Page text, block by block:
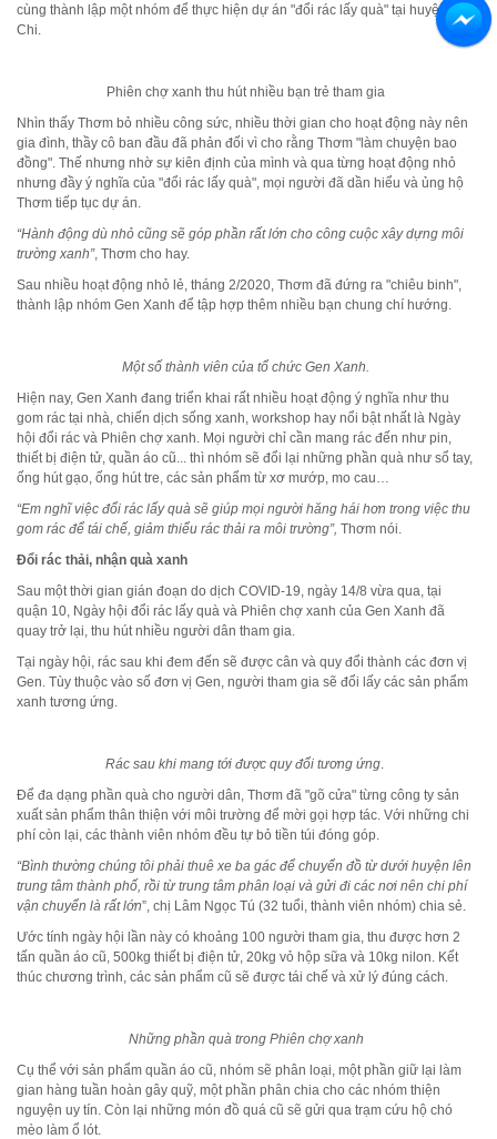
cùng thành lập một nhóm để thực hiện dự án "đổi rác lấy quà" tại huyện Củ
Chi.
Phiên chợ xanh thu hút nhiều bạn trẻ tham gia
Nhìn thấy Thơm bỏ nhiều công sức, nhiều thời gian cho hoạt động này nên
gia đình, thầy cô ban đầu đã phản đối vì cho rằng Thơm "làm chuyện bao
đồng". Thế nhưng nhờ sự kiên định của mình và qua từng hoạt động nhỏ
nhưng đầy ý nghĩa của "đổi rác lấy quà", mọi người đã dần hiểu và ủng hộ
Thơm tiếp tục dự án.
“Hành động dù nhỏ cũng sẽ góp phần rất lớn cho công cuộc xây dựng môi
trường xanh”, Thơm cho hay.
Sau nhiều hoạt động nhỏ lẻ, tháng 2/2020, Thơm đã đứng ra "chiêu binh",
thành lập nhóm Gen Xanh để tập hợp thêm nhiều bạn chung chí hướng.
Một số thành viên của tổ chức Gen Xanh.
Hiện nay, Gen Xanh đang triển khai rất nhiều hoạt động ý nghĩa như thu
gom rác tại nhà, chiến dịch sống xanh, workshop hay nổi bật nhất là Ngày
hội đổi rác và Phiên chợ xanh. Mọi người chỉ cần mang rác đến như pin,
thiết bị điện tử, quần áo cũ... thì nhóm sẽ đổi lại những phần quà như sổ tay,
ống hút gạo, ống hút tre, các sản phẩm từ xơ mướp, mo cau…
“Em nghĩ việc đổi rác lấy quà sẽ giúp mọi người hăng hái hơn trong việc thu
gom rác để tái chế, giảm thiểu rác thải ra môi trường”, Thơm nói.
Đổi rác thải, nhận quà xanh
Sau một thời gian gián đoạn do dịch COVID-19, ngày 14/8 vừa qua, tại
quận 10, Ngày hội đổi rác lấy quà và Phiên chợ xanh của Gen Xanh đã
quay trở lại, thu hút nhiều người dân tham gia.
Tại ngày hội, rác sau khi đem đến sẽ được cân và quy đổi thành các đơn vị
Gen. Tùy thuộc vào số đơn vị Gen, người tham gia sẽ đổi lấy các sản phẩm
xanh tương ứng.
Rác sau khi mang tới được quy đổi tương ứng.
Để đa dạng phần quà cho người dân, Thơm đã "gõ cửa" từng công ty sản
xuất sản phẩm thân thiện với môi trường để mời gọi hợp tác. Với những chi
phí còn lại, các thành viên nhóm đều tự bỏ tiền túi đóng góp.
“Bình thường chúng tôi phải thuê xe ba gác để chuyển đồ từ dưới huyện lên
trung tâm thành phố, rồi từ trung tâm phân loại và gửi đi các nơi nên chi phí
vận chuyển là rất lớn”, chị Lâm Ngọc Tú (32 tuổi, thành viên nhóm) chia sẻ.
Ước tính ngày hội lần này có khoảng 100 người tham gia, thu được hơn 2
tấn quần áo cũ, 500kg thiết bị điện tử, 20kg vỏ hộp sữa và 10kg nilon. Kết
thúc chương trình, các sản phẩm cũ sẽ được tái chế và xử lý đúng cách.
Những phần quà trong Phiên chợ xanh
Cụ thể với sản phẩm quần áo cũ, nhóm sẽ phân loại, một phần giữ lại làm
gian hàng tuần hoàn gây quỹ, một phần phân chia cho các nhóm thiện
nguyện uy tín. Còn lại những món đồ quá cũ sẽ gửi qua trạm cứu hộ chó
mèo làm ổ lót.